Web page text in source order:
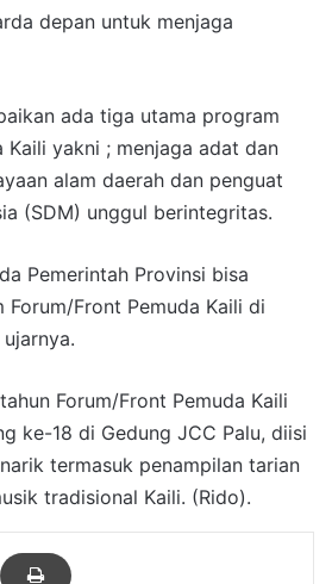
depan untuk menjaga
ada tiga utama program
Kaili yakni ; menjaga adat dan
alam daerah dan penguat
(SDM) unggul berintegritas.
Pemerintah Provinsi bisa
Front Pemuda Kaili di
Forum/Front Pemuda Kaili
ke-18 di Gedung JCC Palu, diisi
termasuk penampilan tarian
tradisional Kaili. (Rido).